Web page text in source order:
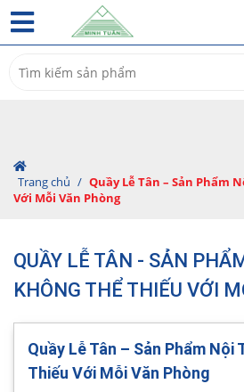
for:
Trang chủ / Quầy Lễ Tân – Sản Phẩm
Với Mỗi Văn Phòng
QUẦY LỄ TÂN - SẢN
KHÔNG THỂ THIẾU VỚI
Quầy Lễ Tân – Sản Phẩm Nội
Thiếu Với Mỗi Văn Phòng